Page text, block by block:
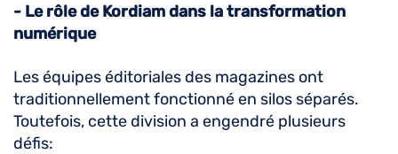
- Le rôle de Kordiam dans la transformation
numérique
Les équipes éditoriales des magazines ont
traditionnellement fonctionné en silos séparés.
Toutefois, cette division a engendré plusieurs
défis: